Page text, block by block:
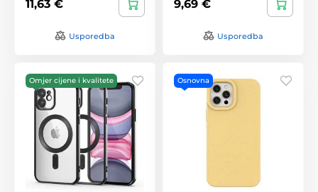
11,63 €
Usporedba
9,69 €
Usporedba
Omjer cijene i kvalitete Osnovna